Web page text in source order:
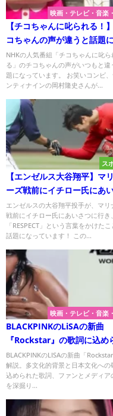
映画・テレビ・音楽
【チコちゃんに叱られる！
コちゃんの声が違うと話題
中身は誰？
NHKの人気番組「チコちゃんに叱ら
る」のチコちゃんの声がいつもと違
題になっています。 お笑いコンビ、
ンティナインの岡村隆史さんが...
ス
【エンゼルス大谷翔平】マ
ーズ戦前にイチロー氏にあ
つに行き、「RESPECT」と
言葉をかけたことが話題にな
ています！
エンゼルスの大谷翔平投手が、マリ
戦前にイチロー氏にあいさつに行き、
「RESPECT」という言葉をかけた
話題になっています！ この...
映画・テレビ・音楽
BLACKPINKのLiSAの新曲
『Rockstar』の歌詞に込め
た意味は？敬意か侮辱か？
BLACKPINKのLISAの新曲「
解説。多文化的背景と日本文化への
込められた歌詞、ファンとメディア
を深掘り...